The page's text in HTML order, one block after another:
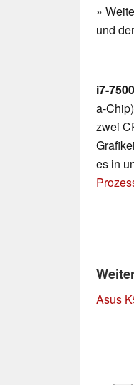
»
und
i7-
a-
zwei
es in
Asus